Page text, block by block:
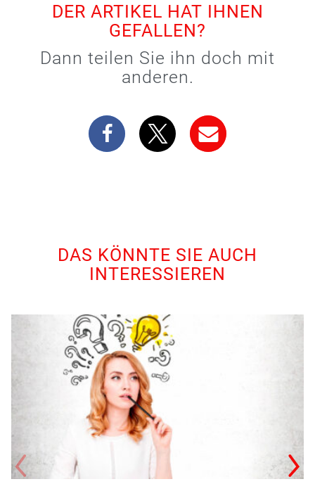
DER ARTIKEL HAT IHNEN
GEFALLEN?
Dann teilen Sie ihn doch mit
anderen.
DAS KÖNNTE SIE AUCH
INTERESSIEREN